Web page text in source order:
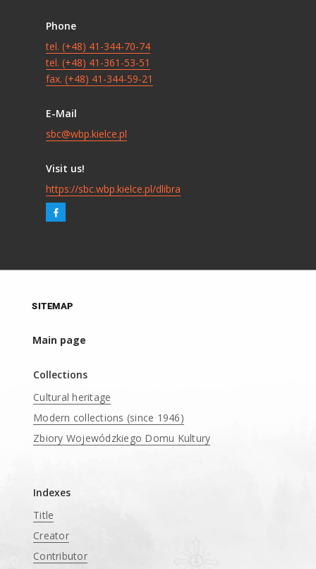
Phone
tel. (+48) 41-344-70-74
tel. (+48) 41-361-53-51
fax. (+48) 41-344-59-21
E-Mail
sbc@wbp.kielce.pl
Visit us!
https://sbc.wbp.kielce.pl/dlibra
SITEMAP
Main page
Collections
Cultural heritage
Modern collections (since 1946)
Zbiory Wojewódzkiego Domu Kultury
Indexes
Title
Creator
Contributor